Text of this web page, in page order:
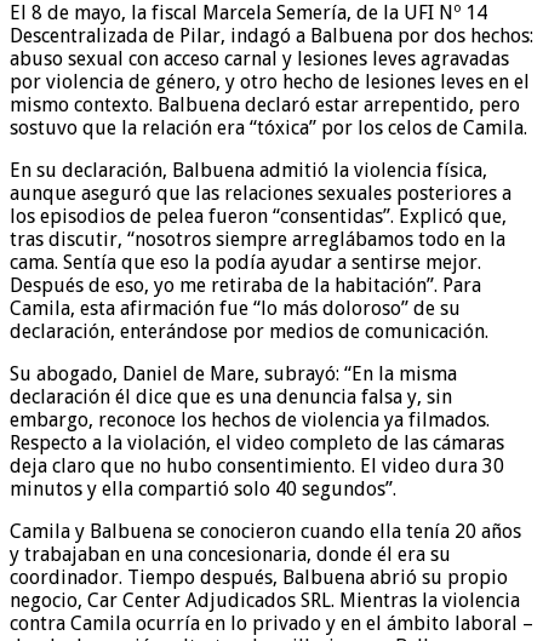
El 8 de mayo, la fiscal Marcela Semería, de la UFI Nº 14
Descentralizada de Pilar, indagó a Balbuena por dos hechos:
abuso sexual con acceso carnal y lesiones leves agravadas
por violencia de género, y otro hecho de lesiones leves en el
mismo contexto. Balbuena declaró estar arrepentido, pero
sostuvo que la relación era “tóxica” por los celos de Camila.
En su declaración, Balbuena admitió la violencia física,
aunque aseguró que las relaciones sexuales posteriores a
los episodios de pelea fueron “consentidas”. Explicó que,
tras discutir, “nosotros siempre arreglábamos todo en la
cama. Sentía que eso la podía ayudar a sentirse mejor.
Después de eso, yo me retiraba de la habitación”. Para
Camila, esta afirmación fue “lo más doloroso” de su
declaración, enterándose por medios de comunicación.
Su abogado, Daniel de Mare, subrayó: “En la misma
declaración él dice que es una denuncia falsa y, sin
embargo, reconoce los hechos de violencia ya filmados.
Respecto a la violación, el video completo de las cámaras
deja claro que no hubo consentimiento. El video dura 30
minutos y ella compartió solo 40 segundos”.
Camila y Balbuena se conocieron cuando ella tenía 20 años
y trabajaban en una concesionaria, donde él era su
coordinador. Tiempo después, Balbuena abrió su propio
negocio, Car Center Adjudicados SRL. Mientras la violencia
contra Camila ocurría en lo privado y en el ámbito laboral –